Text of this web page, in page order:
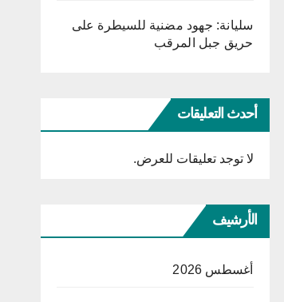
سليانة: جهود مضنية للسيطرة على
حريق جبل المرقب
أحدث التعليقات
لا توجد تعليقات للعرض.
الأرشيف
أغسطس 2026